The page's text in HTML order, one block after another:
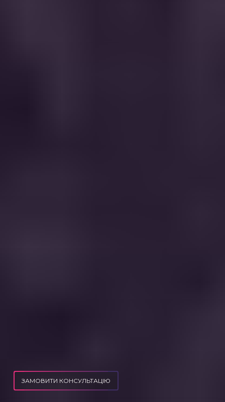
ЗАМОВИТИ КОНСУЛЬТАЦІЮ